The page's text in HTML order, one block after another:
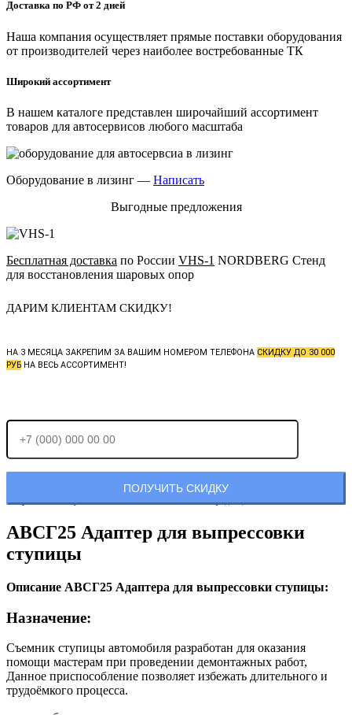
Доставка по РФ от 2 дней
Наша компания осуществляет прямые поставки оборудования
от производителей через наиболее востребованные ТК
Широкий ассортимент
В нашем каталоге представлен широчайший ассортимент
товаров для автосервисов любого масштаба
Оборудование в лизинг — Написать
Выгодные предложения
Бесплатная доставка по России VHS-1 NORDBERG Стенд
для восстановления шаровых опор
ДАРИМ КЛИЕНТАМ СКИДКУ!
НА 3 МЕСЯЦА ЗАКРЕПИМ ЗА ВАШИМ НОМЕРОМ ТЕЛЕФОНА СКИДКУ ДО 30 000
РУБ НА ВЕСЬ АССОРТИМЕНТ!
Отправляя заявку, Вы соглашаетесь сполитикой конфиденциальности.
АВСГ25 Адаптер для выпрессовки
ступицы
Описание АВСГ25 Адаптера для выпрессовки ступицы:
Назначение:
Съемник ступицы автомобиля разработан для оказания
помощи мастерам при проведении демонтажных работ,
Данное приспособление позволяет избежать длительного и
трудоёмкого процесса.